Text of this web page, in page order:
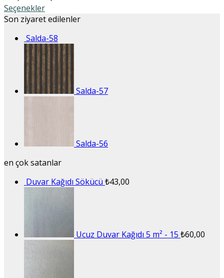
Seçenekler
Son ziyaret edilenler
Salda-58
Salda-57
Salda-56
en çok satanlar
Duvar Kağıdı Sökücü ₺43,00
Ucuz Duvar Kağıdı 5 m² - 15 ₺60,00